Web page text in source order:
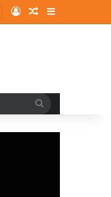
Log InRandom Article
Sidebar